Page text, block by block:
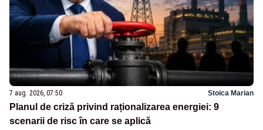
7 aug. 2026, 07:50 Stoica Marian
Planul de criză privind raționalizarea energiei: 9
scenarii de risc în care se aplică